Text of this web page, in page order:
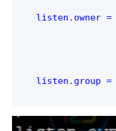
listen.owner =
listen.group =